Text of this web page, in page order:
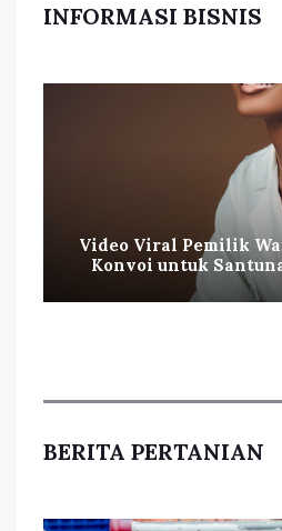
INFORMASI BISNIS
Video Viral Pemilik
Konvoi untuk
BERITA PERTANIAN